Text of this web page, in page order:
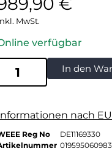
MwSt.
verfügbar
In den
nach
Reg No
DE11169330